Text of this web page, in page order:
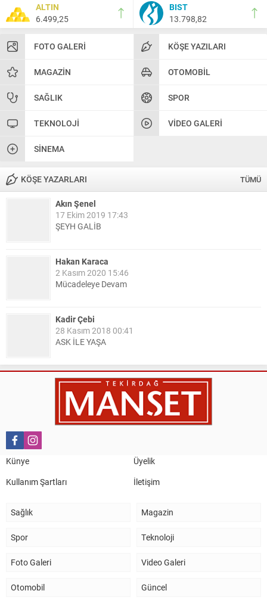
ALTIN
6.499,25
BIST
13.798,82
FOTO GALERI KÖŞE YAZILARI
MAGAZIN OTOMOBIL
SAĞLIK SPOR
TEKNOLOJI VIDEO GALERI
SINEMA
KÖŞE YAZARLARI TÜMÜ
Akın Şenel
17 Ekim 2019 17:43
ŞEYH GALİB
Hakan Karaca
2 Kasım 2020 15:46
Mücadeleye Devam
Kadir Çebi
28 Kasım 2018 00:41
ASK İLE YAŞA
Nail Kazanç
10 Mart 2023 21:36
HAYDİ TEKİRDAĞ MAÇA !!!!
TEKİRDAĞ İL EMNİYET MÜDÜRÜMÜZE HAYIRLI OLSUN
Künye
Üyelik
Kullanım Şartları
İletişim
Sağlık Magazin
Spor Teknoloji
Foto Galeri Video Galeri
Otomobil Güncel